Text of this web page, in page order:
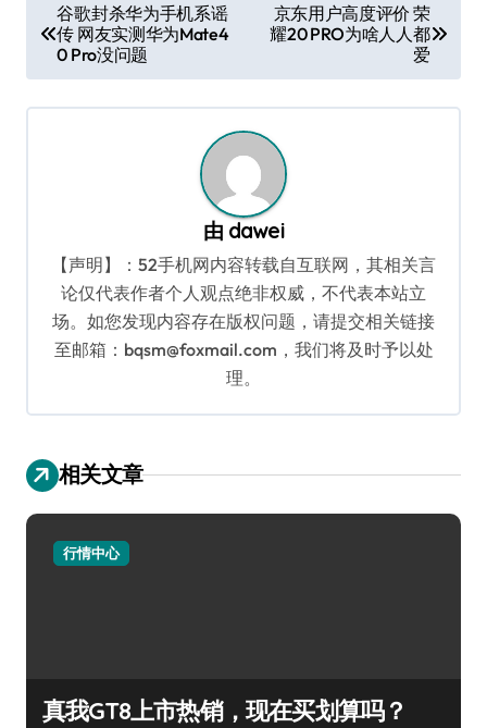
章
导
航
谷歌封杀华为手机系谣
传 网友实测华为Mate4
0 Pro没问题
京东用户高度评价 荣
耀20 PRO为啥人人都
爱
由 dawei
【声明】：52手机网内容转载自互联网，其相关言
论仅代表作者个人观点绝非权威，不代表本站立
场。如您发现内容存在版权问题，请提交相关链接
至邮箱：bqsm@foxmail.com，我们将及时予以处
理。
相关文章
行情中心
真我GT8上市热销，现在买划算吗？